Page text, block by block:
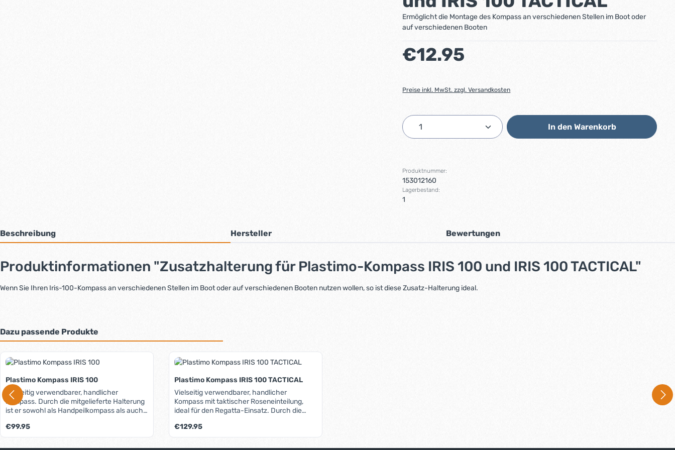
Ermöglicht die Montage des Kompass an verschiedenen Stellen im Boot oder
auf verschiedenen Booten
Regulärer Preis:
€12.95
Preise inkl. MwSt. zzgl. Versandkosten
Produkt Anzahl: Gib den gewünschten Wert ein
In den Warenkorb
Produktnummer:
153012160
Lagerbestand:
1
Beschreibung Hersteller Bewertungen
Produktinformationen "Zusatzhalterung für Plastimo-Kompass IRIS 100 und IRIS 100 TACTICAL"
Wenn Sie Ihren Iris-100-Kompass an verschiedenen Stellen im Boot oder auf verschiedenen Booten nutzen wollen, so ist diese Zusatz-Halterung ideal.
Dazu passende Produkte
Produktgalerie überspringen
Plastimo Kompass IRIS 100
Vielseitig verwendbarer, handlicher
Kompass. Durch die mitgelieferte Halterung
ist er sowohl als Handpeilkompass als auch
Booten (Jolle, Cat, Kanu etc.) einsetzbar. Die
Montage ist vertikal, horizontal oder auch
schräg möglich. Der schlagfeste Kunststoff
Regulärer Preis:
€99.95
Plastimo Kompass IRIS 100 TACTICAL
Vielseitig verwendbarer, handlicher
Kompass mit taktischer Roseneinteilung,
ideal für den Regatta-Einsatz. Durch die
Handpeilkompass als auch als stationärer
Kompass auf kleineren Booten (Jolle, Cat
etc.) einsetzbar. Die Montage ist vertikal,
Regulärer Preis:
€129.95